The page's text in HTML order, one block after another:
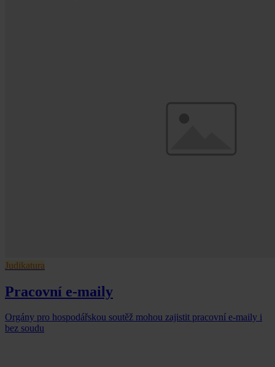
Judikatura
Pracovní e-maily
Orgány pro hospodářskou soutěž mohou zajistit pracovní e-maily i
bez soudu